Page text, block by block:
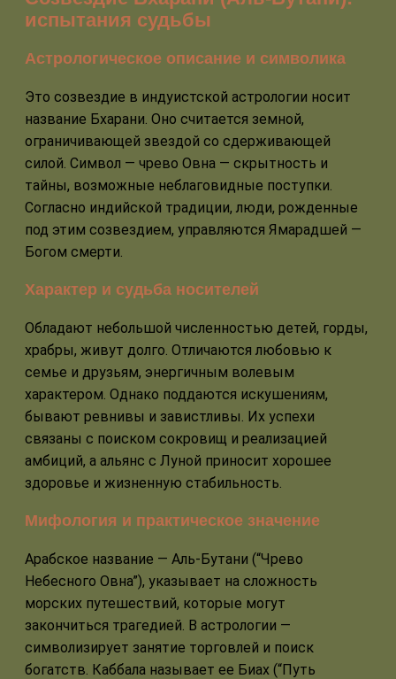
испытания судьбы
Астрологическое описание и символика
Это созвездие в индуистской астрологии носит
название Бхарани. Оно считается земной,
ограничивающей звездой со сдерживающей
силой. Символ — чрево Овна — скрытность и
тайны, возможные неблаговидные поступки.
Согласно индийской традиции, люди, рожденные
под этим созвездием, управляются Ямарадшей —
Богом смерти.
Характер и судьба носителей
Обладают небольшой численностью детей, горды,
храбры, живут долго. Отличаются любовью к
семье и друзьям, энергичным волевым
характером. Однако поддаются искушениям,
бывают ревнивы и завистливы. Их успехи
связаны с поиском сокровищ и реализацией
амбиций, а альянс с Луной приносит хорошее
здоровье и жизненную стабильность.
Мифология и практическое значение
Арабское название — Аль-Бутани (“Чрево
Небесного Овна”), указывает на сложность
морских путешествий, которые могут
закончиться трагедией. В астрологии —
символизирует занятие торговлей и поиск
богатств. Каббала называет ее Биах (“Путь